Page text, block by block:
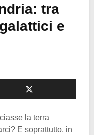
tra
e
la terra
E soprattutto, in